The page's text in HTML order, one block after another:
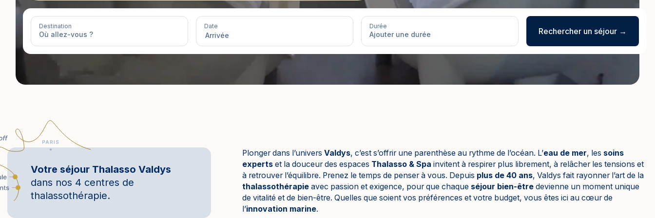
Selon vos envies
Sur-mesure
Selon votre durée
Mini-cure 3 à 5 jours Journée détente
Destination Date Durée
Rechercher un séjour →
Votre séjour Thalasso Valdys
dans nos 4 centres de
thalassothérapie.
Plonger dans l’univers Valdys, c’est s’offrir une parenthèse au rythme de l’océan. L’eau de mer, les soins
experts et la douceur des espaces Thalasso & Spa invitent à respirer plus librement, à relâcher les tensions et
à retrouver l’équilibre. Prenez le temps de penser à vous. Depuis plus de 40 ans, Valdys fait rayonner l’art de la
thalassothérapie avec passion et exigence, pour que chaque séjour bien-être devienne un moment unique
de vitalité et de bien-être. Quelles que soient vos préférences et votre budget, vous êtes ici au cœur de
l’innovation marine.